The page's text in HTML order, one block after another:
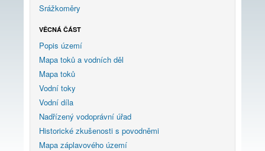
Srážkoměry
VĚCNÁ ČÁST
Popis území
Mapa toků a vodních děl
Mapa toků
Vodní toky
Vodní díla
Nadřízený vodoprávní úřad
Historické zkušenosti s povodněmi
Mapa záplavového území